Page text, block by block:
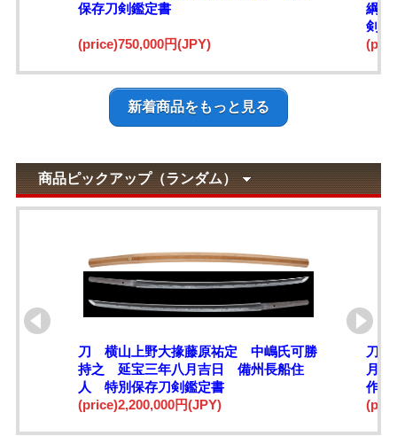
保存刀剣鑑定書
(price)750,000円(JPY)
綱)
剣
新着商品をもっと見る
商品ピックアップ（ランダム）
刀 横山上野大掾藤原祐定 中嶋氏可勝
持之 延宝三年八月吉日 備州長船住
人 特別保存刀剣鑑定書
(price)2,200,000円(JPY)
刀
月
作